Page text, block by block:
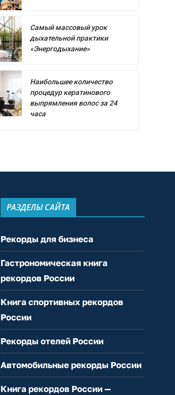
Самый массовый урок
дыхательной практики
«Энергодыхание»
Наибольшее количество
процедур кератинового
выпрямления волос за 24
часа
РАЗДЕЛЫ САЙТА
Рекорды для бизнеса
Гастрономическая книга
рекордов России
Книга спортивных рекордов
России
Рекорды отелей России
Автомобильные рекорды России
Книга рекордов России —